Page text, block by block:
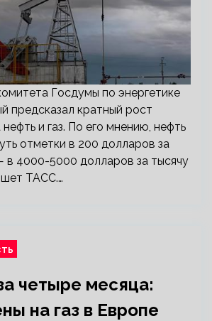
Госдумы по энергетике
предсказал кратный рост
и газ. По его мнению, нефть
отметки в 200 долларов за
в 4000-5000 долларов за тысячу
ТАСС.…
четыре месяца:
на газ в Европе